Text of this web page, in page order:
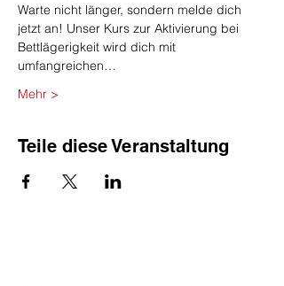
Warte nicht länger, sondern melde dich
jetzt an! Unser Kurs zur Aktivierung bei
Bettlägerigkeit wird dich mit
umfangreichen…
Mehr >
Teile diese Veranstaltung